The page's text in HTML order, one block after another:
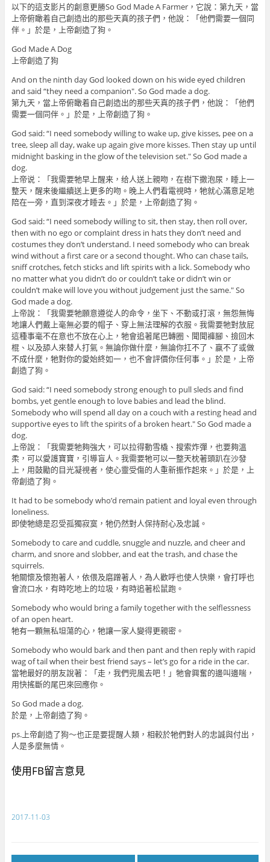
以下的這支影片的創意更勝So God Made A Farmer，它說：第九天，當
上帝俯瞰着自己創造出的那些天真的孩子們，他說：「他們需要一個同
伴。」於是，上帝創造了狗。
God Made A Dog
上帝創造了狗
And on the ninth day God looked down on his wide eyed children
and said “they need a companion". So God made a dog.
第九天，當上帝俯瞰着自己創造出的那些天真的孩子們，他說：「他們
需要一個同伴。」於是，上帝創造了狗。
God said: “I need somebody willing to wake up, give kisses, pee on a
tree, sleep all day, wake up again give more kisses. Then stay up until
midnight basking in the glow of the television set." So God made a
dog.
上帝说：「我需要牠早上醒来，给人送上親吻，在樹下撒泡尿，睡上一
整天，醒来後繼續送上更多的吻。晚上人們看電視時，牠就心滿意足地
陪在一旁，直到深夜才睡去。」於是，上帝創造了狗。
God said: “I need somebody willing to sit, then stay, then roll over,
then with no ego or complaint dress in hats they don’t need and
costumes they don’t understand. I need somebody who can break
wind without a first care or a second thought. Who can chase tails,
sniff crotches, fetch sticks and lift spirits with a lick. Somebody who
no matter what you didn’t do or couldn’t take or didn’t win or
couldn’t make will love you without judgement just the same." So
God made a dog.
上帝說：「我需要牠願意遵從人的命令，坐下、不動或打滾，無怨無悔
地讓人們戴上毫無必要的帽子、穿上無法理解的衣服。我需要牠對放屁
這種事毫不在意也不放在心上，牠會追著尾巴轉圈、聞聞褲腳、撿回木
棍、以及舔人來替人打氣。無論你做什麼，無論你扛不了、赢不了或做
不成什麼，牠對你的愛始終如一，也不會評價你任何事。」於是，上帝
創造了狗。
God said: “I need somebody strong enough to pull sleds and find
bombs, yet gentle enough to love babies and lead the blind.
Somebody who will spend all day on a couch with a resting head and
supportive eyes to lift the spirits of a broken heart." So God made a
dog.
上帝說：「我需要牠夠強大，可以拉得動雪橇、搜索炸彈，也要夠溫
柔，可以愛護寶寶，引導盲人。我需要牠可以一整天枕著頭趴在沙發
上，用鼓勵的目光凝視者，使心靈受傷的人重新振作起來。」於是，上
帝創造了狗。
It had to be somebody who’d remain patient and loyal even through
loneliness.
即使牠總是忍受孤獨寂寞，牠仍然對人保持耐心及忠誠。
Somebody to care and cuddle, snuggle and nuzzle, and cheer and
charm, and snore and slobber, and eat the trash, and chase the
squirrels.
牠關懷及懷抱著人，依偎及磨蹭著人，為人歡呼也使人快樂，會打呼也
會流口水，有時吃地上的垃圾，有時追著松鼠跑。
Somebody who would bring a family together with the selflessness
of an open heart.
牠有一顆無私坦蕩的心，牠讓一家人變得更親密。
Somebody who would bark and then pant and then reply with rapid
wag of tail when their best friend says – let’s go for a ride in the car.
當牠最好的朋友說著：「走，我們兜風去吧！」牠會興奮的邊叫邊喘，
用快搖斷的尾巴來回應你。
So God made a dog.
於是，上帝創造了狗。
ps.上帝創造了狗～也正是要提醒人類，相較於牠們對人的忠誠與付出，
人是多麼無情。
使用FB留言意見
2017-11-03